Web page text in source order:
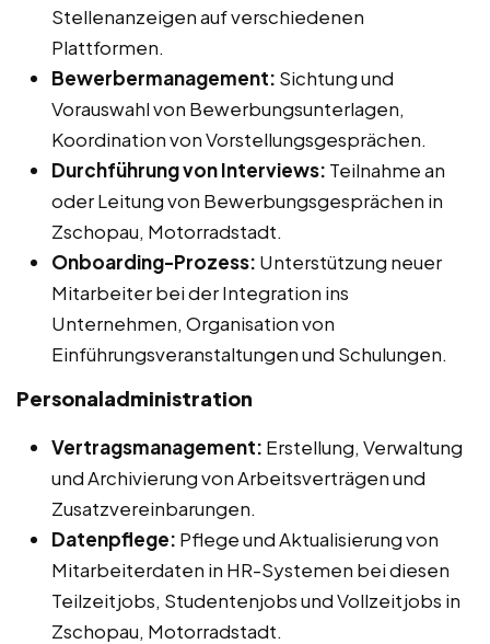
Stellenanzeigen auf verschiedenen
Plattformen.
Bewerbermanagement: Sichtung und
Vorauswahl von Bewerbungsunterlagen,
Koordination von Vorstellungsgesprächen.
Durchführung von Interviews: Teilnahme an
oder Leitung von Bewerbungsgesprächen in
Zschopau, Motorradstadt.
Onboarding-Prozess: Unterstützung neuer
Mitarbeiter bei der Integration ins
Unternehmen, Organisation von
Einführungsveranstaltungen und Schulungen.
Personaladministration
Vertragsmanagement: Erstellung, Verwaltung
und Archivierung von Arbeitsverträgen und
Zusatzvereinbarungen.
Datenpflege: Pflege und Aktualisierung von
Mitarbeiterdaten in HR-Systemen bei diesen
Teilzeitjobs, Studentenjobs und Vollzeitjobs in
Zschopau, Motorradstadt.